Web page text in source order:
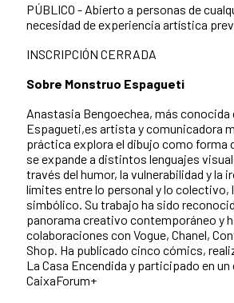
PÚBLICO - Abierto a personas de
necesidad de experiencia artística
INSCRIPCIÓN CERRADA
Sobre Monstruo Espagueti
Anastasia Bengoechea, más
Espagueti,es artista y comunicadora
práctica explora el dibujo como forma
se expande a distintos lenguajes
través del humor, la vulnerabilidad y la
límites entre lo personal y lo colectivo,
simbólico. Su trabajo ha sido
panorama creativo contemporáneo y
colaboraciones con Vogue, Chanel,
Shop. Ha publicado cinco cómics,
La Casa Encendida y participado en
CaixaForum+